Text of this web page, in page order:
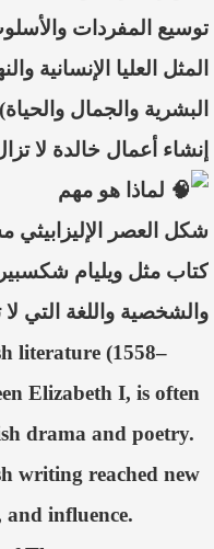
توسيع المفردات
المثل العليا الإنسانية
البشرية والجمال والحياة)
إنشاء أعمال خالدة لا
لماذا هو مهم
شكل العصر الإليزابيثي
كتاب مثل ويليام
والشخصية واللغة التي لا
literature (1558–
Elizabeth I, is often
drama and poetry.
writing reached new
and influence.